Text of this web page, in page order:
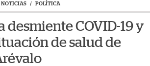
NOTICIAS / POLÍTICA
desmiente COVID-19 y
de salud de